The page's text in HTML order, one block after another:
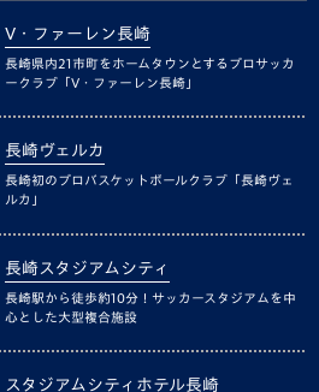
V・ファーレン長崎
長崎県内21市町をホームタウンとするプロサッカ
ークラブ「V・ファーレン長崎」
長崎ヴェルカ
長崎初のプロバスケットボールクラブ「長崎ヴェ
ルカ」
長崎スタジアムシティ
長崎駅から徒歩約10分！サッカースタジアムを中
心とした大型複合施設
スタジアムシティホテル長崎